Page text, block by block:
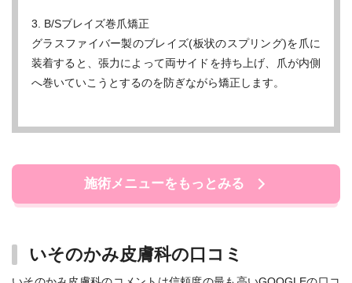
3. B/Sブレイズ巻爪矯正
グラスファイバー製のブレイズ(板状のスプリング)を爪に
装着すると、張力によって両サイドを持ち上げ、爪が内側
へ巻いていこうとするのを防ぎながら矯正します。
施術メニューをもっとみる
いそのかみ皮膚科の口コミ